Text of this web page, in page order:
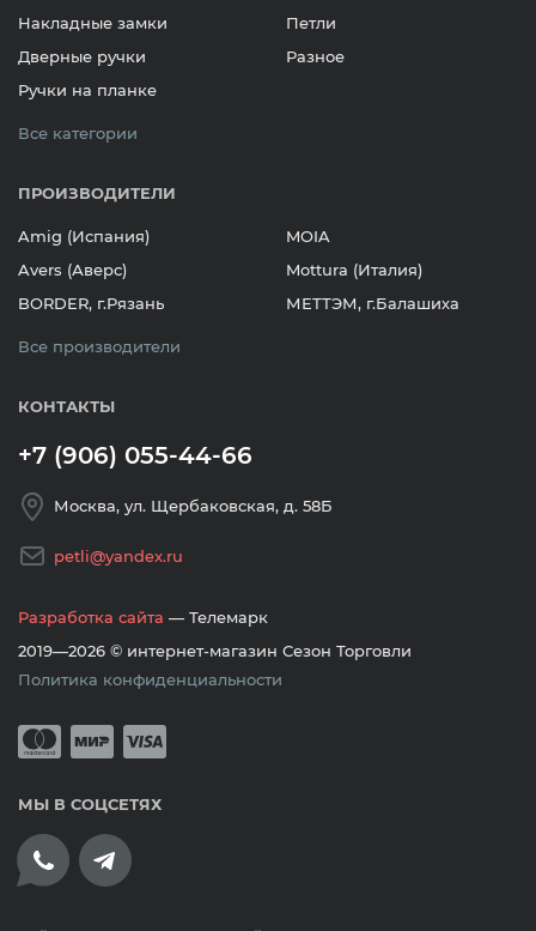
Накладные замки
Дверные ручки
Ручки на планке
Петли
Разное
Все категории
ПРОИЗВОДИТЕЛИ
Amig (Испания)
Avers (Аверс)
BORDER, г.Рязань
MOIA
Mottura (Италия)
МЕТТЭМ, г.Балашиха
Все производители
КОНТАКТЫ
+7 (906) 055-44-66
Москва, ул. Щербаковская, д. 58Б
petli@yandex.ru
Разработка сайта — Телемарк
2019—2026 © интернет-магазин Сезон Торговли
Политика конфиденциальности
Принимается оплата банковскими
МЫ В СОЦСЕТЯХ